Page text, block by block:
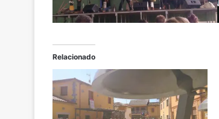
Relacionado